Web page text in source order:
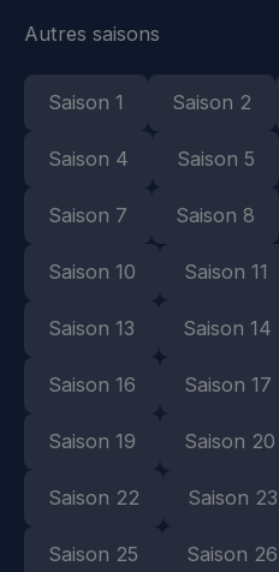
Autres saisons
Saison 1 Saison 2
Saison 4 Saison 5
Saison 7 Saison 8
Saison 10 Saison 11
Saison 13 Saison 14
Saison 16 Saison 17
Saison 19 Saison 20
Saison 22 Saison 23
Saison 25 Saison 26